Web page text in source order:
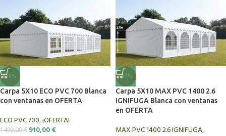
-39%
Carpa 5X10 ECO PVC 700 Blanca
con ventanas en OFERTA
ECO PVC 700,¡OFERTA!
1.490,00€ 910,00€
-47%
Carpa 5X10 MAX PVC 1400 2.6
IGNIFUGA Blanca con ventanas
en OFERTA
MAX PVC 1400 2.6 IGNIFUGA,